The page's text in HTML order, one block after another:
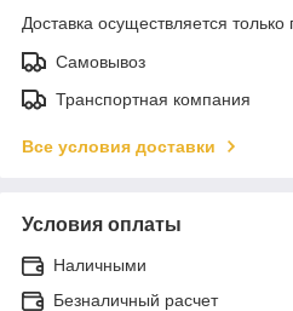
Доставка осуществляется только
Самовывоз
Транспортная компания
Все условия доставки
Условия оплаты
Наличными
Безналичный расчет